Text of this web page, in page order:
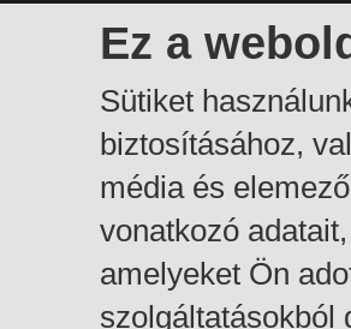
Ez a
Sütiket
biztosításához,
média és
vonatkozó
amelyeket Ön
szolgáltatásokból